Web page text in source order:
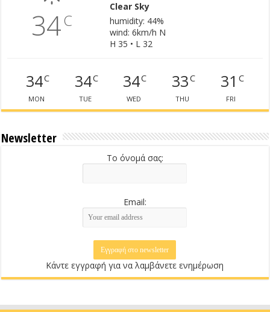
34C
Clear Sky
humidity: 44%
wind: 6km/h N
H 35 • L 32
34C
MON
34C
TUE
34C
WED
33C
THU
31 C
FRI
Newsletter
Το όνομά σας:
Email:
Κάντε εγγραφή για να λαμβάνετε ενημέρωση